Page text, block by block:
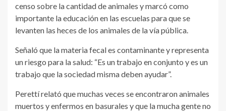
censo sobre la cantidad de animales y marcó como
importante la educación en las escuelas para que se
levanten las heces de los animales de la vía pública.
Señaló que la materia fecal es contaminante y representa
un riesgo para la salud: “Es un trabajo en conjunto y es un
trabajo que la sociedad misma deben ayudar”.
Perettí relató que muchas veces se encontraron animales
muertos y enfermos en basurales y que la mucha gente no